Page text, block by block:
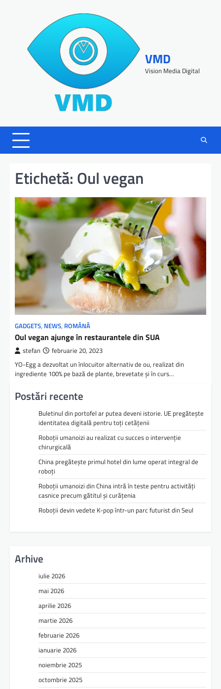
VMD
Vision Media Digital
Etichetă: Oul vegan
GADGETS, NEWS, ROMÂNĂ
Oul vegan ajunge în restaurantele din SUA
stefan februarie 20, 2023
YO-Egg a dezvoltat un înlocuitor alternativ de ou, realizat din
ingrediente 100% pe bază de plante, brevetate și în curs…
Postări recente
Buletinul din portofel ar putea deveni istorie. UE pregătește
identitatea digitală pentru toți cetățenii
Roboții umanoizi au realizat cu succes o intervenție
chirurgicală
China pregătește primul hotel din lume operat integral de
roboți
Roboții umanoizi din China intră în teste pentru activități
casnice precum gătitul și curățenia
Roboții devin vedete K-pop într-un parc futurist din Seul
Arhive
iulie 2026
mai 2026
aprilie 2026
martie 2026
februarie 2026
ianuarie 2026
noiembrie 2025
octombrie 2025